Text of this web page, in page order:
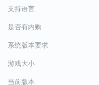
荣获TapTap年度游戏大赏最迷
荣获Game Look年度最强音最
荣获小米应用商店最高荣誉奖
这一切离不开大家一直以来的
支持语言
是否有内购
系统版本要求
游戏大小
当前版本